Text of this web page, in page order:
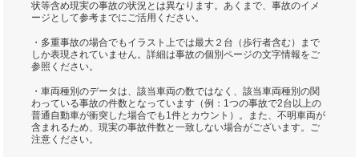
状等含め現実の事故の状況とは異なります。あくまで、事故のイメ
ージとして参考までにご活用ください。
・多重事故の場合でもイラスト上では最大２台（歩行者含む）まで
しか表現されていません。詳細は事故の個別ページの文字情報をご
参照ください。
・車両種別のデータは、該当車両の数ではなく、該当車両種別の関
わっている事故の件数となっています（例：1つの事故で2台以上の
普通自動車が衝突した場合でも1件とカウント）。また、不明車両が
含まれるため、現実の事故件数と一致しない場合がございます。ご
注意ください。